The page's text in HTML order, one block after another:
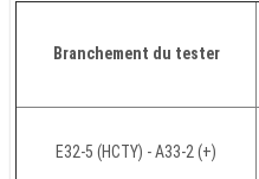
Branchement du tester
E32-5 (HCTY) - A33-2 (+)